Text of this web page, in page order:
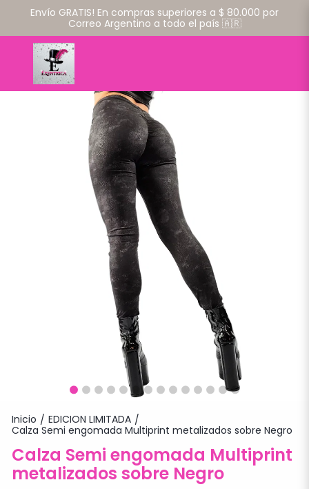
Envío GRATIS! En compras superiores a $ 80.000 por
Correo Argentino a todo el país 🇦🇷
Inicio / EDICION LIMITADA /
Calza Semi engomada Multiprint metalizados sobre Negro
Calza Semi engomada Multiprint
metalizados sobre Negro